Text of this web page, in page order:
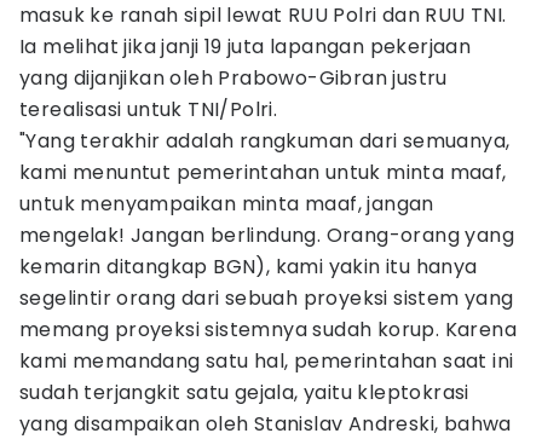
masuk ke ranah sipil lewat RUU Polri dan RUU TNI.
Ia melihat jika janji 19 juta lapangan pekerjaan
yang dijanjikan oleh Prabowo-Gibran justru
terealisasi untuk TNI/Polri.
"Yang terakhir adalah rangkuman dari semuanya,
kami menuntut pemerintahan untuk minta maaf,
untuk menyampaikan minta maaf, jangan
mengelak! Jangan berlindung. Orang-orang yang
kemarin ditangkap BGN), kami yakin itu hanya
segelintir orang dari sebuah proyeksi sistem yang
memang proyeksi sistemnya sudah korup. Karena
kami memandang satu hal, pemerintahan saat ini
sudah terjangkit satu gejala, yaitu kleptokrasi
yang disampaikan oleh Stanislav Andreski, bahwa